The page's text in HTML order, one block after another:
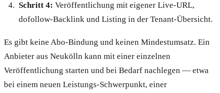
Schritt 4: Veröffentlichung mit eigener Live-URL,
dofollow-Backlink und Listing in der Tenant-Übersicht.
Es gibt keine Abo-Bindung und keinen Mindestumsatz. Ein
Anbieter aus Neukölln kann mit einer einzelnen
Veröffentlichung starten und bei Bedarf nachlegen — etwa
bei einem neuen Leistungs-Schwerpunkt, einer